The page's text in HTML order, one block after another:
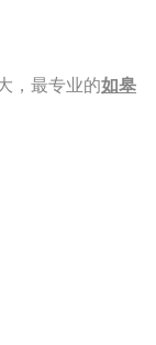
，最专业的如皋